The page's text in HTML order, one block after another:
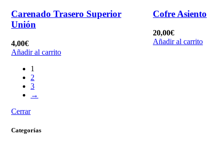
Cerrar
Categorías
Carenado Trasero Superior
Unión
4,00€
Añadir al carrito
Cofre Asiento
20,00€
Añadir al carrito
1
2
3
→